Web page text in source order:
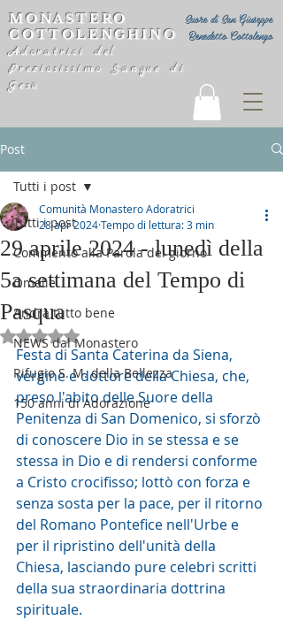
Suore di San Giuseppe
Benedetto Cottolengo
MONASTERO
COTTOLENGHINO
Adoratrici del
Preziosissimo Sangue di
Gesù
Post
Tutti i post
Commento alla Parola del giorno
Omelie
Andrà tutto bene
NEWS dal Monastero
Rifugio S. M. della Bellezza
150 anni di Adorazione
Tutti i post
29 aprile 2024 - lunedì della
5a settimana del Tempo di
Pasqua
Comunità Monastero Adoratrici
28 apr 2024Tempo di lettura: 3 min
Valutazione NaN stelle su 5.
Festa di Santa Caterina da Siena,
vergine e dottore della Chiesa, che,
preso l'abito delle Suore della
Penitenza di San Domenico, si sforzò
di conoscere Dio in se stessa e se
stessa in Dio e di rendersi conforme
a Cristo crocifisso; lottò con forza e
senza sosta per la pace, per il ritorno
del Romano Pontefice nell'Urbe e
per il ripristino dell'unità della
Chiesa, lasciando pure celebri scritti
della sua straordinaria dottrina
spirituale.